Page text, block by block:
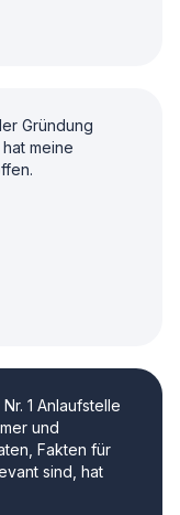
Gründung
meine
1 Anlaufstelle
und
Fakten für
sind, hat